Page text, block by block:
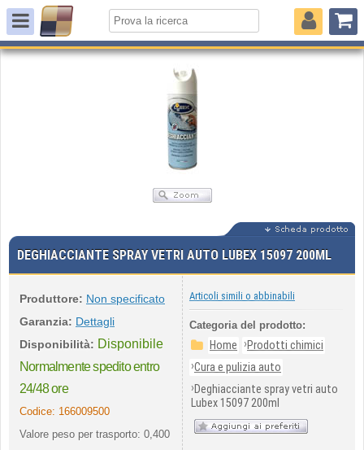
DEGHIACCIANTE SPRAY VETRI AUTO LUBEX 15097 200ML
Produttore: Non specificato
Garanzia: Dettagli
Disponibilità: Disponibile
Normalmente spedito entro
24/48 ore
Codice: 166009500
Valore peso per trasporto: 0,400
Articoli simili o abbinabili
Categoria del prodotto:
Home ›Prodotti chimici
›Cura e pulizia auto
›Deghiacciante spray vetri auto
Lubex 15097 200ml